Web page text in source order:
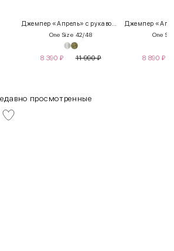
Джемпер «Апрель» с рукавом 3/4
One Size 42/48
8 390 ₽ 11 990₽
One
8 890 ₽
просмотренные